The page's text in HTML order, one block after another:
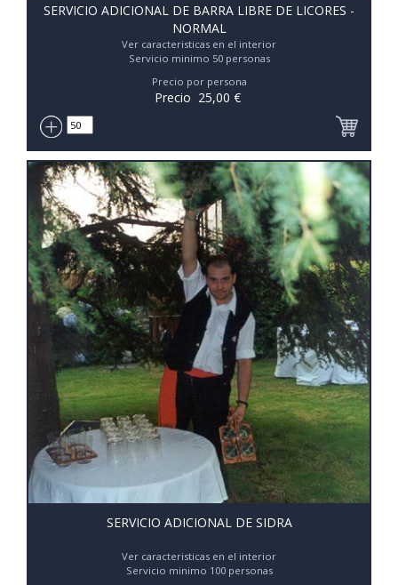
SERVICIO ADICIONAL DE BARRA LIBRE DE LICORES -
NORMAL
Ver caracteristicas en el interior
Servicio minimo 50 personas
Precio por persona
Precio 25,00 €
SERVICIO ADICIONAL DE SIDRA
Ver caracteristicas en el interior
Servicio minimo 100 personas